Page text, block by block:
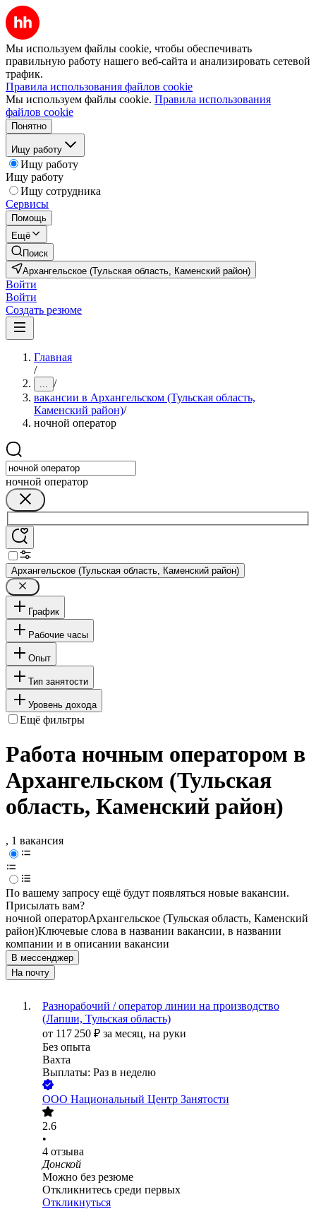
Мы используем файлы cookie, чтобы обеспечивать
правильную работу нашего веб-сайта и анализировать сетевой
трафик.
Правила использования файлов cookie
Мы используем файлы cookie. Правила использования
файлов cookie
Понятно
Ищу работу
Ищу работу
Ищу работу
Ищу сотрудника
Сервисы
Помощь
Ещё
Поиск
Архангельское (Тульская область, Каменский район)
Войти
Войти
Создать резюме
Главная
/
... /
вакансии в Архангельском (Тульская область,
Каменский район)/
ночной оператор
ночной оператор
Архангельское (Тульская область, Каменский район)
График
Рабочие часы
Опыт
Тип занятости
Уровень дохода
Ещё фильтры
Работа ночным оператором в
Архангельском (Тульская
область, Каменский район)
, 1 вакансия
По вашему запросу ещё будут появляться новые вакансии.
Присылать вам?
ночной операторАрхангельское (Тульская область, Каменский
район)Ключевые слова в названии вакансии, в названии
компании и в описании вакансии
В мессенджер
На почту
Разнорабочий / оператор линии на производство
(Лапши, Тульская область)
от 117 250 ₽ за месяц, на руки
Без опыта
Вахта
Выплаты: Раз в неделю
ООО Национальный Центр Занятости
2.6
•
4 отзыва
Донской
Можно без резюме
Откликнитесь среди первых
Откликнуться